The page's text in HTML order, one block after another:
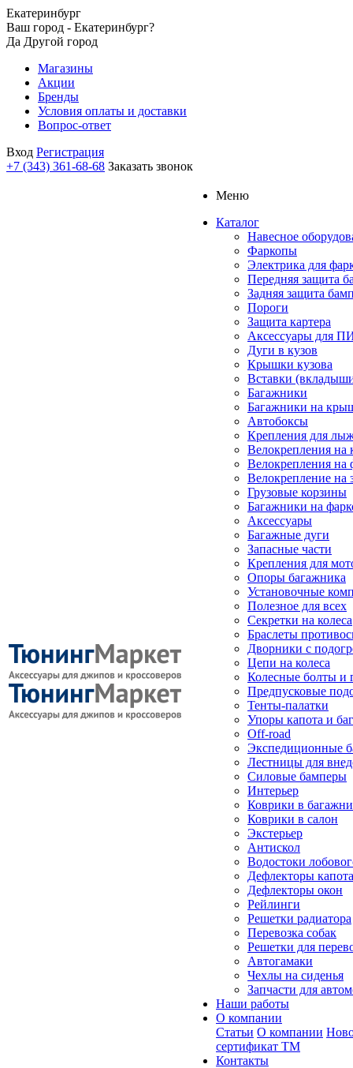
Екатеринбург
Ваш город - Екатеринбург?
Да Другой город
Магазины
Акции
Бренды
Условия оплаты и доставки
Вопрос-ответ
Вход Регистрация
+7 (343) 361-68-68 Заказать звонок
Меню
Каталог
Навесное
Фаркопы
Электрика для
Передняя защита
Задняя защита
Пороги
Защита картера
Аксессуары для
Дуги в кузов
Крышки кузова
Вставки
Багажники
Багажники на
Автобоксы
Крепления для
Велокрепления
Велокрепления на
Велокрепление на
Грузовые корзины
Багажники на
Аксессуары
Багажные дуги
Запасные части
Крепления для
Опоры багажника
Установочные
Полезное для всех
Секретки на колеса
Браслеты
Дворники с
Цепи на колеса
Колесные болты и
Предпусковые
Тенты-палатки
Упоры капота и
Off-road
Экспедиционные
Лестницы для
Силовые бамперы
Интерьер
Коврики в
Коврики в салон
Экстерьер
Антискол
Водостоки
Дефлекторы капота
Дефлекторы окон
Рейлинги
Решетки радиатора
Перевозка собак
Решетки для
Автогамаки
Чехлы на сиденья
Запчасти для
Наши работы
О компании
Статьи О компании
сертификат ТМ
Контакты